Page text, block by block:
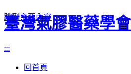
跳到主要內容
臺灣氣膠醫藥學
:::
回首頁